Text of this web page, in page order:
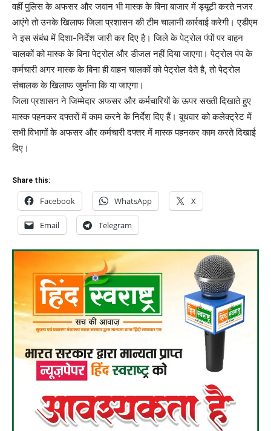
वहीं पुलिस के अफसर और जवान भी मास्क के बिना बाजार में ड्यूटी करते नजर
आएंगे तो उनके खिलाफ जिला प्रशासन की टीम चालानी कार्रवाई करेगी। एडीएम
ने इस संबंध में दिशा-निर्देश जारी कर दिए है। जिले के पेट्रोल पंपों पर वाहन
चालकों को मास्क के बिना पेट्रोल और डीजल नहीं दिया जाएगा। पेट्रोल पंप के
कर्मचारी अगर मास्क के बिना ही वाहन चालकों को पेट्रोल देते है, तो पेट्रोल
संचालक के खिलाफ जुर्माना कि या जाएगा।
जिला प्रशासन ने जिम्मेदार अफसर और कर्मचारियों के ऊपर सख्ती दिखाते हुए
मास्क पहनकर दफ्तरों में काम करने के निर्देश दिए हैं। बुधवार को कलेक्ट्रेट में
सभी विभागों के अफसर और कर्मचारी दफ्तर में मास्क पहनकर काम करते दिखाई
दिए।
Share this:
Facebook WhatsApp X
Email Telegram